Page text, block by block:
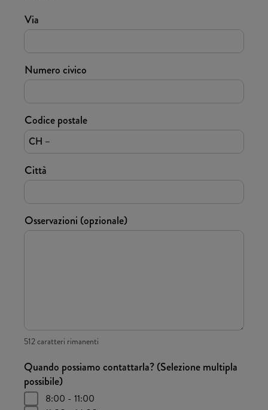
Via
Numero civico
CH –
Codice postale
Città
Osservazioni (opzionale)
512 caratteri rimanenti
Quando possiamo contattarla? (Selezione multipla
possibile)
8:00 - 11:00